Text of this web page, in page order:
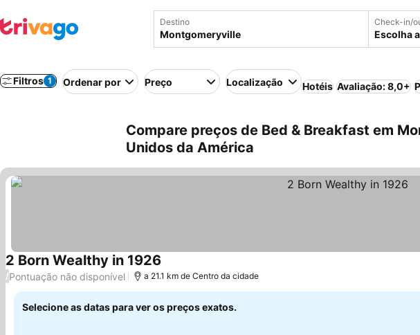
Destino Check-in/
Escolha
Filtros 1 Ordenar por Preço Localização Hotéis Avaliação: 8,0+
Compare preços de Bed & Breakfast em
Unidos da América
2 Born Wealthy in 1926
/Pontuação não disponível a 21.1 km de Centro da cidade
Selecione as datas para ver os preços exatos.